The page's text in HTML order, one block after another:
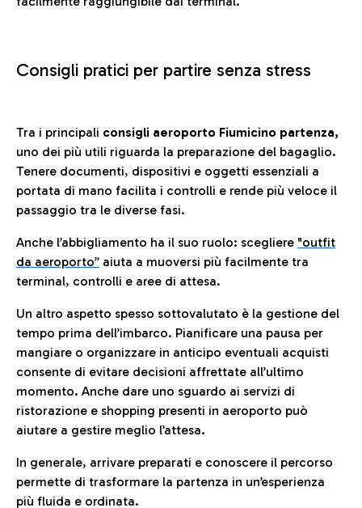
Consigli pratici per partire senza stress
Tra i principali consigli aeroporto Fiumicino partenza,
uno dei più utili riguarda la preparazione del bagaglio.
Tenere documenti, dispositivi e oggetti essenziali a
portata di mano facilita i controlli e rende più veloce il
passaggio tra le diverse fasi.
Anche l’abbigliamento ha il suo ruolo: scegliere "outfit
da aeroporto” aiuta a muoversi più facilmente tra
terminal, controlli e aree di attesa.
Un altro aspetto spesso sottovalutato è la gestione del
tempo prima dell’imbarco. Pianificare una pausa per
mangiare o organizzare in anticipo eventuali acquisti
consente di evitare decisioni affrettate all’ultimo
momento. Anche dare uno sguardo ai servizi di
ristorazione e shopping presenti in aeroporto può
aiutare a gestire meglio l’attesa.
In generale, arrivare preparati e conoscere il percorso
permette di trasformare la partenza in un’esperienza
più fluida e ordinata.